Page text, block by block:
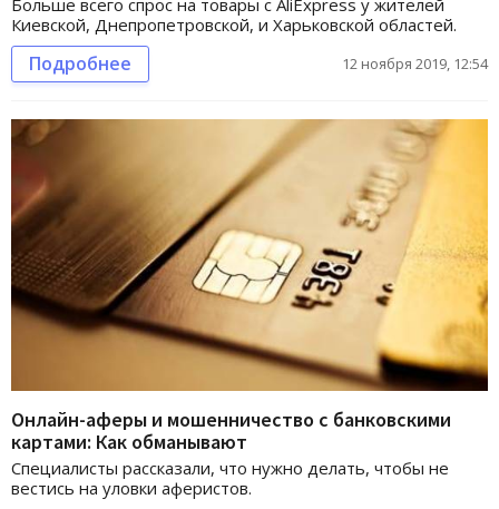
Киевской, Днепропетровской, и Харьковской областей.
Подробнее 12 ноября 2019, 12:54
Онлайн-аферы и мошенничество с банковскими
картами: Как обманывают
Специалисты рассказали, что нужно делать, чтобы не
вестись на уловки аферистов.